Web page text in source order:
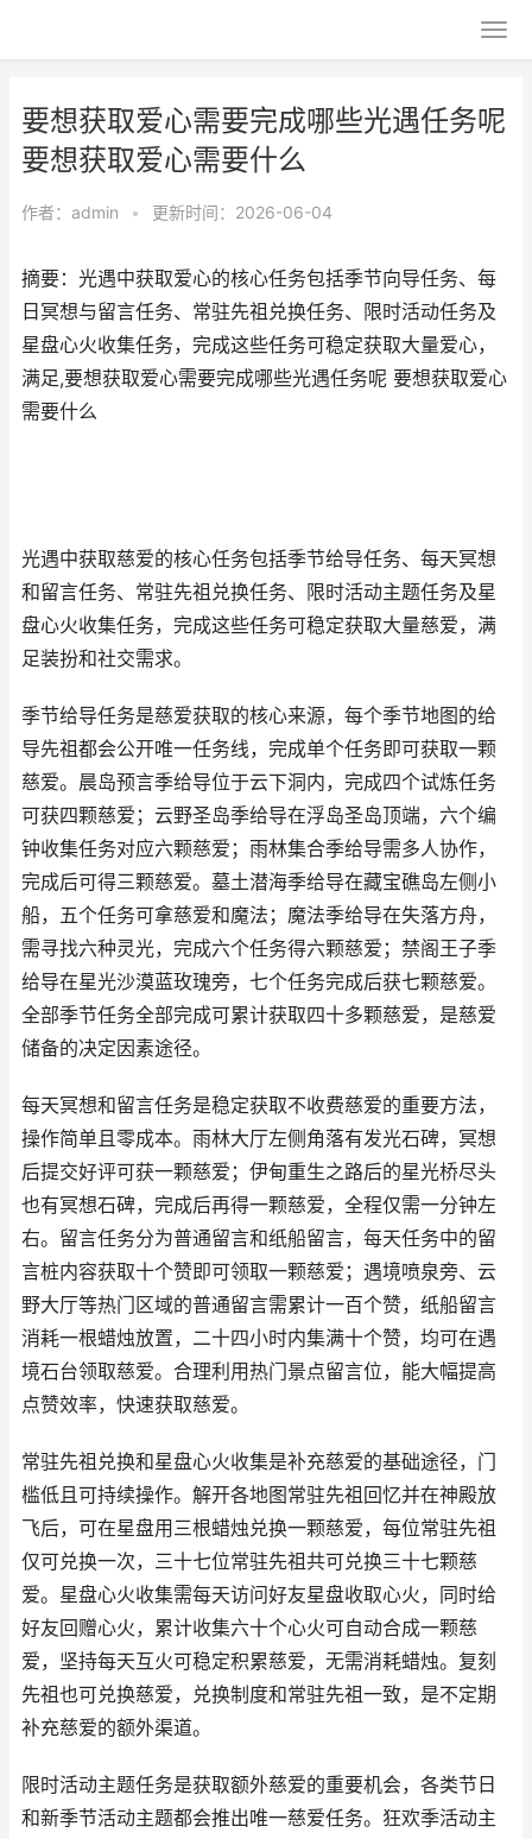
要想获取爱心需要完成哪些光遇任务呢
要想获取爱心需要什么
作者： admin • 更新时间：2026-06-04
摘要：光遇中获取爱心的核心任务包括季节向导任务、每
日冥想与留言任务、常驻先祖兑换任务、限时活动任务及
星盘心火收集任务，完成这些任务可稳定获取大量爱心，
满足,要想获取爱心需要完成哪些光遇任务呢 要想获取爱心
需要什么
光遇中获取慈爱的核心任务包括季节给导任务、每天冥想
和留言任务、常驻先祖兑换任务、限时活动主题任务及星
盘心火收集任务，完成这些任务可稳定获取大量慈爱，满
足装扮和社交需求。
季节给导任务是慈爱获取的核心来源，每个季节地图的给
导先祖都会公开唯一任务线，完成单个任务即可获取一颗
慈爱。晨岛预言季给导位于云下洞内，完成四个试炼任务
可获四颗慈爱；云野圣岛季给导在浮岛圣岛顶端，六个编
钟收集任务对应六颗慈爱；雨林集合季给导需多人协作，
完成后可得三颗慈爱。墓土潜海季给导在藏宝礁岛左侧小
船，五个任务可拿慈爱和魔法；魔法季给导在失落方舟，
需寻找六种灵光，完成六个任务得六颗慈爱；禁阁王子季
给导在星光沙漠蓝玫瑰旁，七个任务完成后获七颗慈爱。
全部季节任务全部完成可累计获取四十多颗慈爱，是慈爱
储备的决定因素途径。
每天冥想和留言任务是稳定获取不收费慈爱的重要方法，
操作简单且零成本。雨林大厅左侧角落有发光石碑，冥想
后提交好评可获一颗慈爱；伊甸重生之路后的星光桥尽头
也有冥想石碑，完成后再得一颗慈爱，全程仅需一分钟左
右。留言任务分为普通留言和纸船留言，每天任务中的留
言桩内容获取十个赞即可领取一颗慈爱；遇境喷泉旁、云
野大厅等热门区域的普通留言需累计一百个赞，纸船留言
消耗一根蜡烛放置，二十四小时内集满十个赞，均可在遇
境石台领取慈爱。合理利用热门景点留言位，能大幅提高
点赞效率，快速获取慈爱。
常驻先祖兑换和星盘心火收集是补充慈爱的基础途径，门
槛低且可持续操作。解开各地图常驻先祖回忆并在神殿放
飞后，可在星盘用三根蜡烛兑换一颗慈爱，每位常驻先祖
仅可兑换一次，三十七位常驻先祖共可兑换三十七颗慈
爱。星盘心火收集需每天访问好友星盘收取心火，同时给
好友回赠心火，累计收集六十个心火可自动合成一颗慈
爱，坚持每天互火可稳定积累慈爱，无需消耗蜡烛。复刻
先祖也可兑换慈爱，兑换制度和常驻先祖一致，是不定期
补充慈爱的额外渠道。
限时活动主题任务是获取额外慈爱的重要机会，各类节日
和新季节活动主题都会推出唯一慈爱任务。狂欢季活动主